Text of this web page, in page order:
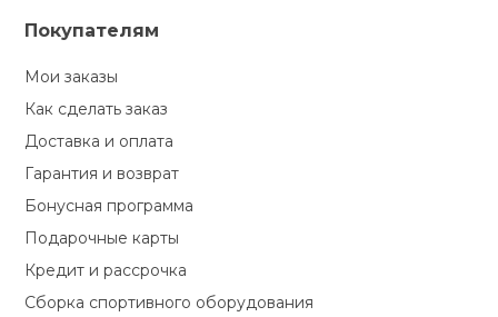
Покупателям
Мои заказы
Как сделать заказ
Доставка и оплата
Гарантия и возврат
Бонусная программа
Подарочные карты
Кредит и рассрочка
Сборка спортивного оборудования